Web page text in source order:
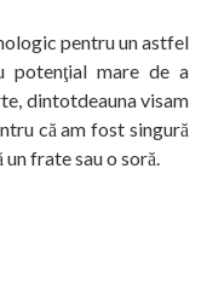
pentru un astfel
potenţial mare de a
dintotdeauna visam
că am fost singură
frate sau o soră.